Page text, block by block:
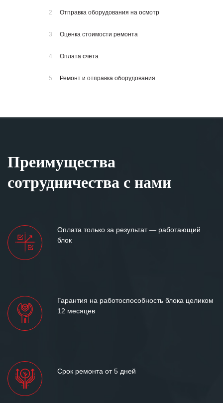
2 Отправка оборудования на осмотр
3 Оценка стоимости ремонта
4 Оплата счета
5 Ремонт и отправка оборудования
Преимущества
сотрудничества с нами
Оплата только за результат — работающий
блок
Гарантия на работоспособность блока целиком
12 месяцев
Срок ремонта от 5 дней